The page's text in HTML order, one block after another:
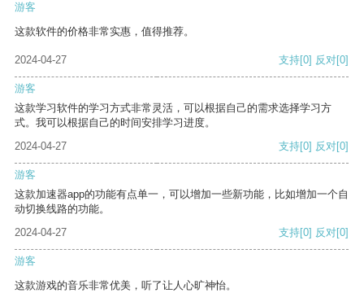
游客
这款软件的价格非常实惠，值得推荐。
2024-04-27 支持[0] 反对[0]
游客
这款学习软件的学习方式非常灵活，可以根据自己的需求选择学习方
式。我可以根据自己的时间安排学习进度。
2024-04-27
支持[0] 反对[0]
游客
这款加速器app的功能有点单一，可以增加一些新功能，比如增加一个自
动切换线路的功能。
2024-04-27
支持[0] 反对[0]
游客
这款游戏的音乐非常优美，听了让人心旷神怡。